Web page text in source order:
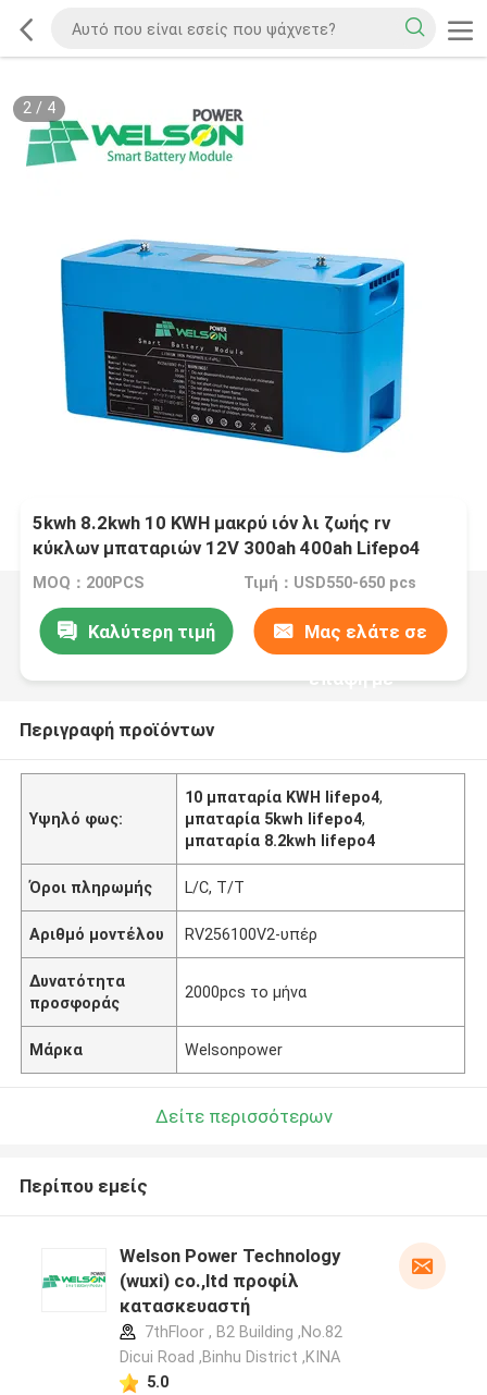
2/ 4
5kwh 8.2kwh 10 KWH μακρύ ιόν λι ζωής rv
κύκλων μπαταριών 12V 300ah 400ah Lifepo4
MOQ：200PCS Τιμή：USD550-650 pcs
Καλύτερη τιμή Μας ελάτε σε
επαφή με
Περιγραφή προϊόντων
Υψηλό φως:
10 μπαταρία KWH lifepo4,
μπαταρία 5kwh lifepo4,
μπαταρία 8.2kwh lifepo4
Όροι πληρωμής L/C, T/T
Αριθμό μοντέλου RV256100V2-υπέρ
Δυνατότητα
προσφοράς
2000pcs το μήνα
Μάρκα Welsonpower
Δείτε περισσότερων
Περίπου εμείς
Welson Power Technology
(wuxi) co.,ltd προφίλ
κατασκευαστή
7thFloor , B2 Building ,No.82
Dicui Road ,Binhu District ,ΚΙΝΑ
5.0